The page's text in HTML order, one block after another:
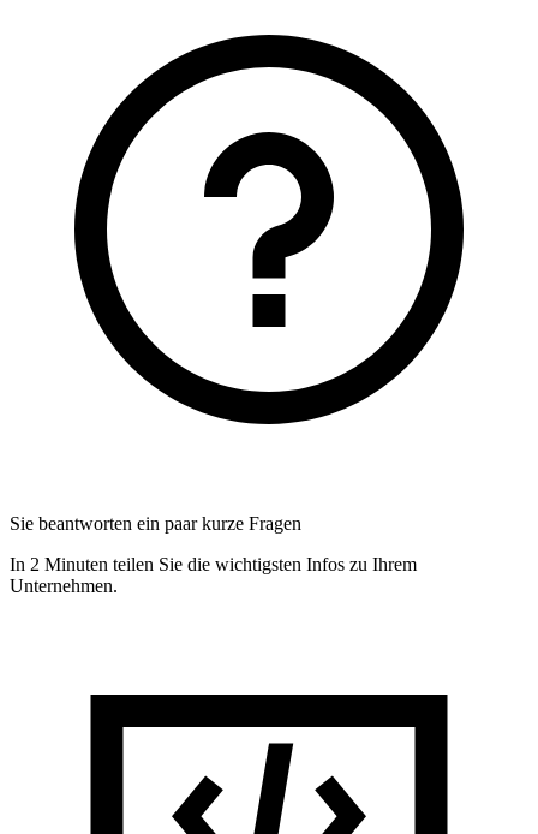
Sie beantworten ein paar kurze Fragen
In 2 Minuten teilen Sie die wichtigsten Infos zu Ihrem
Unternehmen.